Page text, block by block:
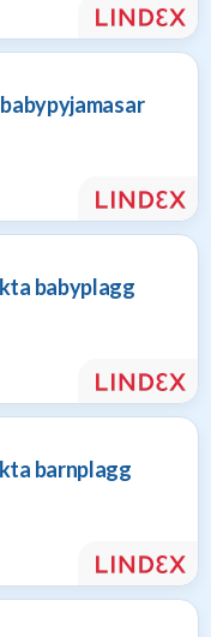
babyplagg
barnplagg